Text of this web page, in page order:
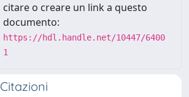
citare o creare un link a questo
documento:
https://hdl.handle.net/10447/6400
1
Citazioni